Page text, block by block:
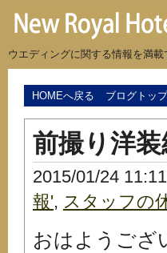
ウエディングに関する情報を満載
HOMEへ戻る ブログトッ
前撮り洋
2015/01/24 11:11
報', スタッフの
おはようござ